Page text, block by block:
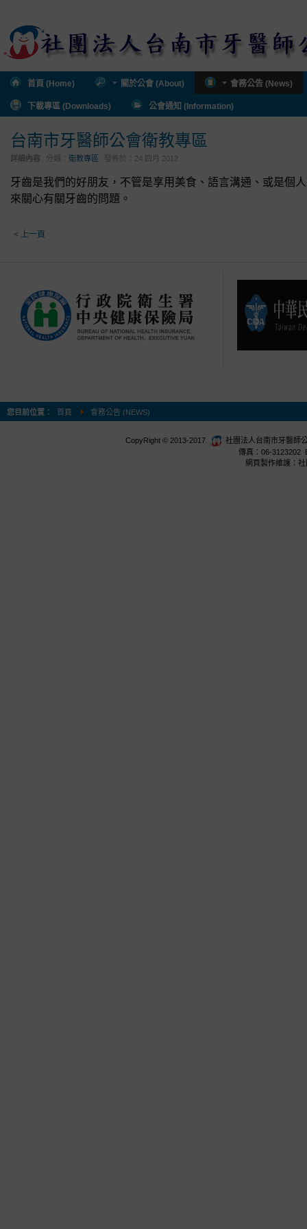
首頁 (Home) 關於公會 (About) 會務公告 (News)
下載專區 (Downloads) 公會通知 (Information)
台南市牙醫師公會衛教專區
詳細內容 分類： 衛教專區 發佈於： 24 四月 2012
牙齒是我們的好朋友，不管是享用美食、語言溝通、或是個
來關心有關牙齒的問題。
< 上一頁
您目前位置： 首頁 會務公告 (NEWS)
CopyRight © 2013-2017.
社團法人台南市牙醫師
傳真：06-3123202
網頁製作維護：